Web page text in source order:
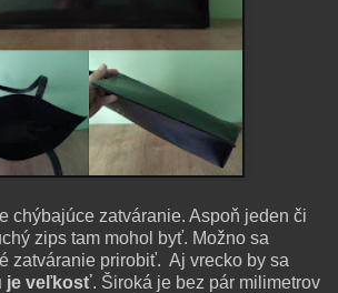
chýbajúce zatváranie. Aspoň jeden či
zips tam mohol byť. Možno sa
zatváranie prirobiť. Aj vrecko by sa
je veľkosť. Široká je bez pár milimetrov